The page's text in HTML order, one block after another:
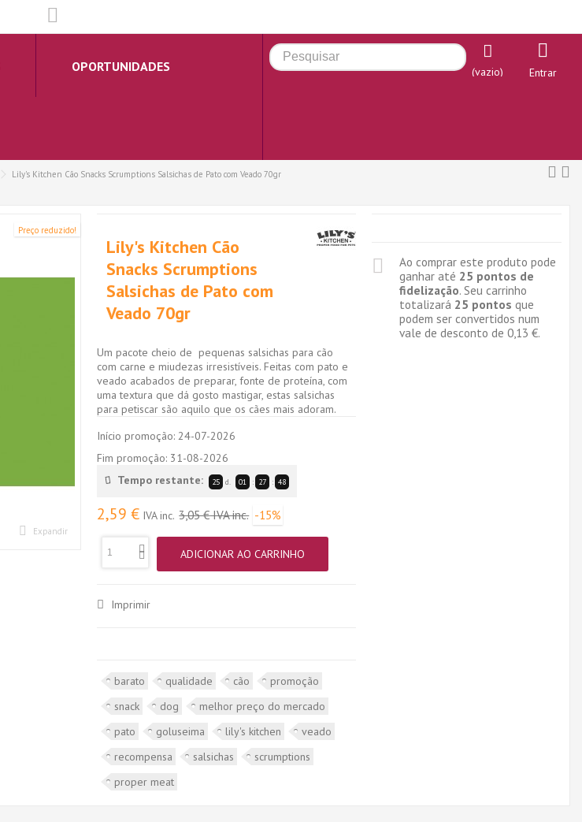
OPORTUNIDADES (vazio) Entrar
Lily's Kitchen Cão Snacks Scrumptions Salsichas de Pato com Veado 70gr
Preço reduzido!
Expandir
Lily's Kitchen Cão
Snacks Scrumptions
Salsichas de Pato com
Veado 70gr
Um pacote cheio de pequenas salsichas para cão
com carne e miudezas irresistíveis. Feitas com pato e
veado acabados de preparar, fonte de proteína, com
uma textura que dá gosto mastigar, estas salsichas
para petiscar são aquilo que os cães mais adoram.
Início promoção:24-07-2026
Fim promoção: 31-08-2026
Tempo restante:
25 d. 01 : 27 : 48
2,59 € IVA inc. 3,05 €IVA inc. -15%
ADICIONAR AO CARRINHO
Imprimir
barato qualidade cão
promoção
snack
dog
melhor preço do mercado
pato
goluseima lily's kitchen
veado
recompensa
salsichas
scrumptions
proper meat
Ao comprar este produto pode
ganhar até 25 pontos de
fidelização. Seu carrinho
totalizará 25 pontos que
podem ser convertidos num
vale de desconto de 0,13 €.